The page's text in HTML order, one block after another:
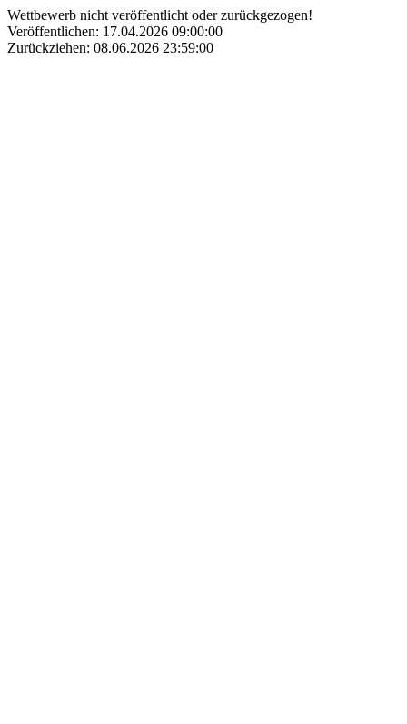
Wettbewerb nicht veröffentlicht oder zurückgezogen!
Veröffentlichen: 17.04.2026 09:00:00
Zurückziehen: 08.06.2026 23:59:00